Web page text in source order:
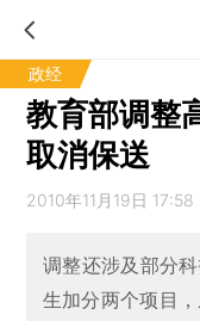
政经
教育部调整
取消保送
2010年11月19日 17:58
调整还涉及部分
生加分两个项目